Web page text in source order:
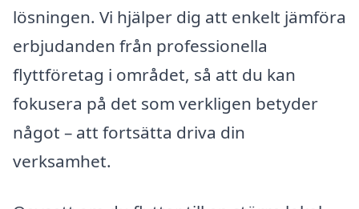
lösningen. Vi hjälper dig att enkelt jämföra
erbjudanden från professionella
flyttföretag i området, så att du kan
fokusera på det som verkligen betyder
något – att fortsätta driva din
verksamhet.